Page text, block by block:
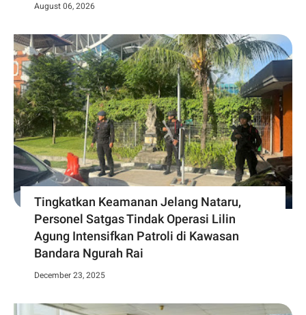
August 06, 2026
Tingkatkan Keamanan Jelang Nataru,
Personel Satgas Tindak Operasi Lilin
Agung Intensifkan Patroli di Kawasan
Bandara Ngurah Rai
December 23, 2025